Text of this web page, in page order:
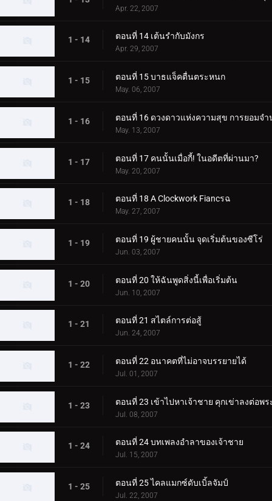
Apr. 22, 2007
1 - 14 ตอนที่ 14 เต้นรำกับมังกร
Apr. 29, 2007
1 - 15 ตอนที่ 15 บาธแจ็คตื่นตระหนก
May. 06, 2007
1 - 16 ตอนที่ 16 ดวงดาวแห่งความสุข การยอมจ
May. 13, 2007
1 - 17 ตอนที่ 17 คนนั้นเมื่อกี้! ในอดีตที่ผ่านมา?
May. 20, 2007
1 - 18 ตอนที่ 18 A Clockwork Fiancรฉ
May. 27, 2007
1 - 19 ตอนที่ 19 ผู้ชายคนนั้น จุดเริ่มต้นของซีโร่
Jun. 03, 2007
1 - 20 ตอนที่ 20 ให้ฉันพูดสิ่งนี้เพื่อเริ่มต้น
Jun. 10, 2007
1 - 21 ตอนที่ 21 สไตล์การต่อสู้
Jun. 24, 2007
1 - 22 ตอนที่ 22 อนาคตที่ไม่อาจบรรยายได้
Jul. 01, 2007
1 - 23 ตอนที่ 23 เข้าไปหาเจ้าชาย คุกเข่าลงต่อพร
Jul. 08, 2007
1 - 24 ตอนที่ 24 บทเพลงอำลาของเจ้าชาย
Jul. 15, 2007
1 - 25 ตอนที่ 25 ไคลแมกซ์ดับเบิ้ลจัมป์
Jul. 22, 2007